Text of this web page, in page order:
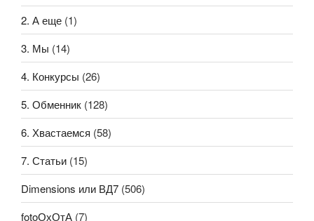
2. А еще (1)
3. Мы (14)
4. Конкурсы (26)
5. Обменник (128)
6. Хвастаемся (58)
7. Статьи (15)
Dimensions или ВД7 (506)
fotoОхОтА (7)